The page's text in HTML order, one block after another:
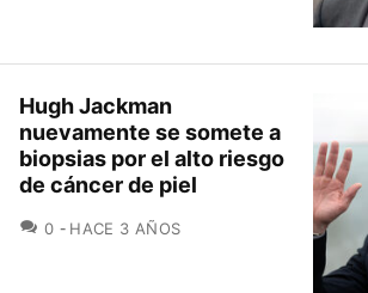
Hugh Jackman
nuevamente se somete a
biopsias por el alto riesgo
de cáncer de piel
0 COMENTARIOS
HACE 3 AÑOS